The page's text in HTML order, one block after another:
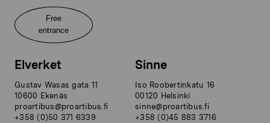
Free
entrance
Elverket
Gustav Wasas gata 11
10600 Ekenäs
proartibus@proartibus.fi
+358 (0)50 371 6339
Sinne
Iso Roobertinkatu 16
00120 Helsinki
sinne@proartibus.fi
+358 (0)45 883 3716